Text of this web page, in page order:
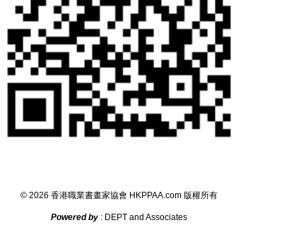
© 2026 香港職業書畫家協會 HKPPAA.com 版權所有
Powered by: DEPT and Associates